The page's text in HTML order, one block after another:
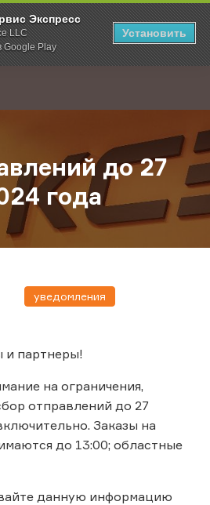
Экспресс
LLC
Google Play
Установить
Сбор отправлений до 27 декабря
до 27
года
уведомления
и партнеры!
на ограничения,
отправлений до 27
Заказы на
до 13:00; областные
данную информацию